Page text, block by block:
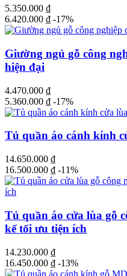
5.350.000 ₫
6.420.000 ₫ -17%
Giường ngủ gỗ công
hiện đại
4.470.000 ₫
5.360.000 ₫ -17%
Tủ quần áo cánh kính
14.650.000 ₫
16.500.000 ₫ -11%
Tủ quần áo cửa lùa gỗ
kế tối ưu tiện ích
14.230.000 ₫
16.450.000 ₫ -13%